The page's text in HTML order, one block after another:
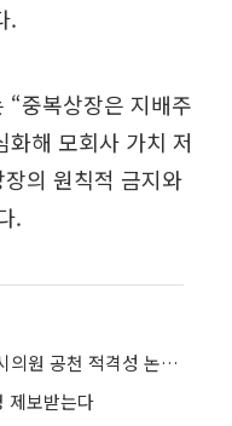
.
“중복상장은 지배주
해 모회사 가치 저
의 원칙적 금지와
.
'쪼개기 후원' 1000만원… 이대석 시의원 공천 적격성 논란, 신뢰 시험대
제보받는다